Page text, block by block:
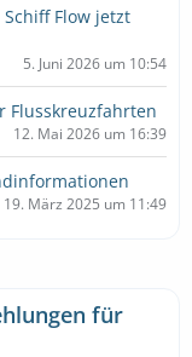
Flow jetzt
5. Juni 2026 um 10:54
Flusskreuzfahrten
12. Mai 2026 um 16:39
19. März 2025 um 11:49
für